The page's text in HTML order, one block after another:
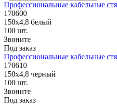
Профессиональные кабельные
170600
150х4,8 белый
100 шт.
Звоните
Под заказ
Профессиональные кабельные
170610
150х4,8 черный
100 шт.
Звоните
Под заказ